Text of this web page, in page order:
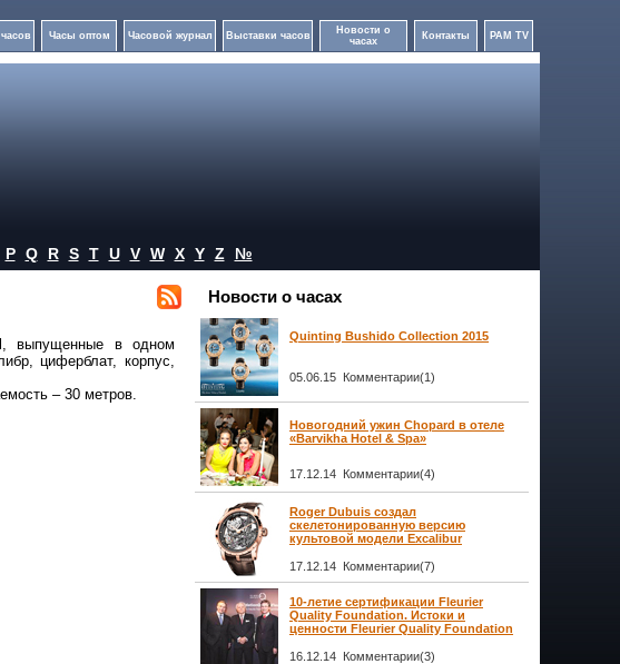
Часы оптом Часовой журнал Выставки часов
Новости о
часах
Контакты PAM TV
P Q R S T U V W X Y Z №
выпущенные в одном
циферблат, корпус,
– 30 метров.
Новости о часах
Quinting Bushido Collection 2015
05.06.15 Комментарии(1)
Новогодний ужин Chopard в отеле
«Barvikha Hotel & Spa»
17.12.14 Комментарии(4)
Roger Dubuis создал
скелетонированную версию
культовой модели Excalibur
17.12.14 Комментарии(7)
10-летие сертификации Fleurier
Quality Foundation. Истоки и
ценности Fleurier Quality Foundation
16.12.14 Комментарии(3)